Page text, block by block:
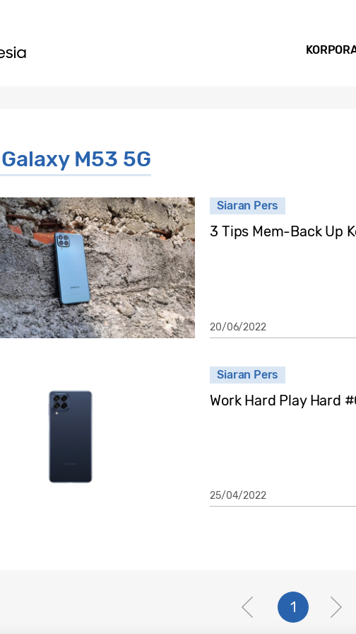
Galaxy M53 5G
Siaran Pers
3 Tips Mem-Back Up
20/06/2022
Siaran Pers
Work Hard Play Hard
25/04/2022
1